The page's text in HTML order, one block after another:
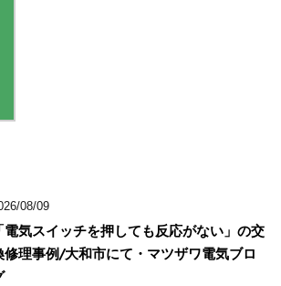
08/09
「電気スイッチを押しても反応がない」の交
修理事例/大和市にて・マツザワ電気ブロ